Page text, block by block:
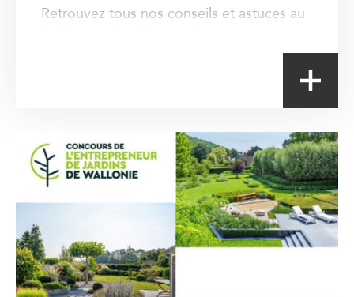
Retrouvez tous nos conseils et astuces au